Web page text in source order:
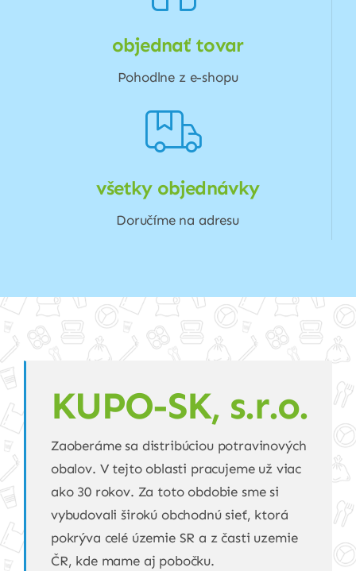
objednať tovar
Pohodlne z e-shopu
všetky objednávky
Doručíme na adresu
KUPO-SK, s.r.o.
Zaoberáme sa distribúciou potravinových
obalov. V tejto oblasti pracujeme už viac
ako 30 rokov. Za toto obdobie sme si
vybudovali širokú obchodnú sieť, ktorá
pokrýva celé územie SR a z časti uzemie
ČR, kde mame aj pobočku.